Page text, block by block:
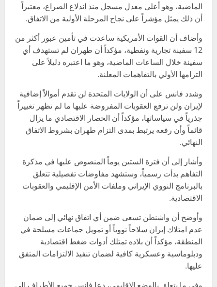
الماضية، وهو أعلى معدل مسجل منذ اندلاع الصراع، معتبراً
أن ذلك يمثل مؤشراً على نجاح المرحلة الأولية من الاتفاق.
وأضاف أن القوات الأمريكية ساعدت في تأمين عبور أكثر من
12 سفينة تجارية ونفطية، مؤكداً أن طهران لم تستهدف أي
سفينة خلال الساعات الماضية، وهو ما اعتبره دليلاً على
التزامها الأولي بالتفاهمات المعلنة.
وشدد فانس على أن الولايات المتحدة لن تقدم أموالاً إضافية
لإيران ولن ترفع العقوبات المفروضة عليها ما لم تظهر تغييراً
جذرياً في سياساتها، مؤكداً أن الحصار الاقتصادي ما يزال
قائماً وأن رفعه يرتبط بمدى التزام طهران بشروط الاتفاق
النهائي.
وأشار إلى أن فترة الستين يوماً المنصوص عليها في مذكرة
التفاهم بدأت رسمياً، وستشهد مفاوضات تفصيلية تتعلق
بالبرنامج النووي الإيراني وملفات الأمن الإقليمي والعقوبات
الاقتصادية.
وأوضح أن واشنطن تسعى ضمن أي اتفاق نهائي إلى ضمان
عدم امتلاك إيران سلاحاً نووياً أو تمويل جماعات مسلحة في
المنطقة، مؤكداً أن بلاده تمتلك أدوات ضغط اقتصادية
ودبلوماسية وعسكرية كافية لضمان تنفيذ الالتزامات المتفق
عليها.